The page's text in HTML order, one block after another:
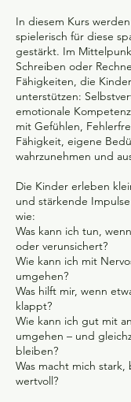
In diesem Kurs
spielerisch für diese
gestärkt. Im
Schreiben oder
Fähigkeiten, die
unterstützen:
emotionale
mit Gefühlen,
Fähigkeit, eigene
wahrzunehmen und
Die Kinder erleben
und stärkende
wie:
Was kann ich tun,
oder verunsichert?
Wie kann ich mit
umgehen?
Was hilft mir, wenn
klappt?
Wie kann ich gut mit
umgehen – und
bleiben?
Was macht mich
wertvoll?